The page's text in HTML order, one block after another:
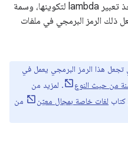
يتم تمثيل كل كتلة في DSL بدالة تأخذ تعبير lambda لتكوينها، وسمة
ذلك الرمز البرمجي في ملفات
تجعل هذا الرمز البرمجي يعمل في
من حيث النوع
. لمزيد من
لغات خاصة بمجال معيّن
من